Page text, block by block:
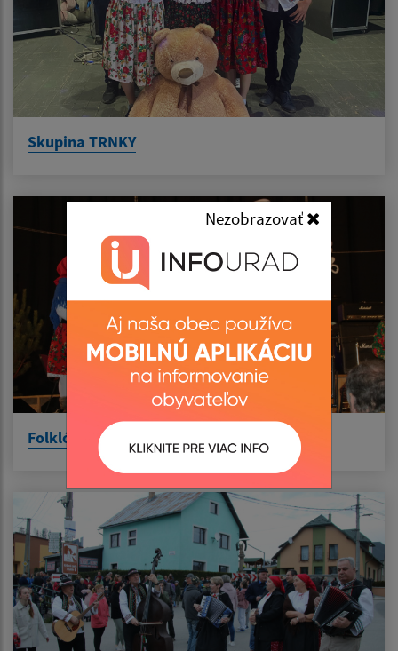
Nezobrazovať
Skupina TRNKY
Folklórny súbor Hruštín